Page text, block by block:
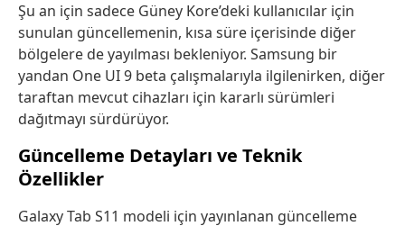
Şu an için sadece Güney Kore’deki kullanıcılar için
sunulan güncellemenin, kısa süre içerisinde diğer
bölgelere de yayılması bekleniyor. Samsung bir
yandan One UI 9 beta çalışmalarıyla ilgilenirken, diğer
taraftan mevcut cihazları için kararlı sürümleri
dağıtmayı sürdürüyor.
Güncelleme Detayları ve Teknik
Özellikler
Galaxy Tab S11 modeli için yayınlanan güncelleme